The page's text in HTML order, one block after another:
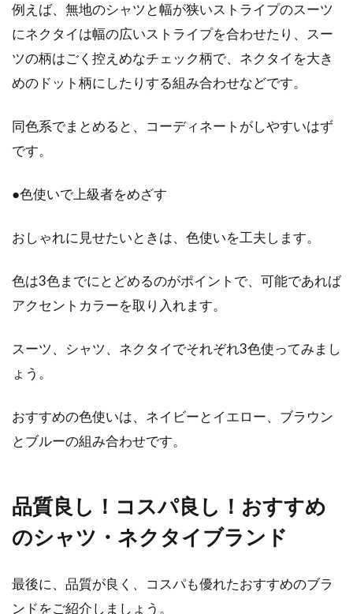
例えば、無地のシャツと幅が狭いストライプのスーツ
にネクタイは幅の広いストライプを合わせたり、スー
ツの柄はごく控えめなチェック柄で、ネクタイを大き
めのドット柄にしたりする組み合わせなどです。
同色系でまとめると、コーディネートがしやすいはず
です。
●色使いで上級者をめざす
おしゃれに見せたいときは、色使いを工夫します。
色は3色までにとどめるのがポイントで、可能であれば
アクセントカラーを取り入れます。
スーツ、シャツ、ネクタイでそれぞれ3色使ってみまし
ょう。
おすすめの色使いは、ネイビーとイエロー、ブラウン
とブルーの組み合わせです。
品質良し！コスパ良し！おすすめ
のシャツ・ネクタイブランド
最後に、品質が良く、コスパも優れたおすすめのブラ
ンドをご紹介しましょう。